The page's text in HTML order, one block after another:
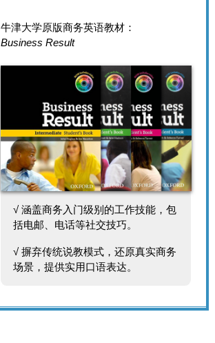
牛津大学原版商务英语教材：
Business Result
√ 涵盖商务入门级别的工作技能，包
括电邮、电话等社交技巧。
√ 摒弃传统说教模式，还原真实商务
场景，提供实用口语表达。